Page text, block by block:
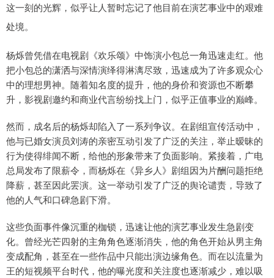
这一刻的光辉，似乎让人暂时忘记了他目前在演艺事业中的艰难
处境。
杨烁曾凭借在电视剧《欢乐颂》中饰演小包总一角迅速走红。他
把小包总的潇洒与深情演绎得淋漓尽致，迅速成为了许多观众心
中的理想男神。随着知名度的提升，他的身价和资源也不断攀
升，影视剧邀约和商业代言纷纷找上门，似乎正值事业的巅峰。
然而，成名后的杨烁却陷入了一系列争议。在剧组宣传活动中，
他与已婚女演员刘涛的亲密互动引发了广泛的关注，举止暧昧的
行为使得绯闻不断，给他的形象带来了负面影响。紧接着，广电
总局发布了限薪令，而杨烁在《异乡人》剧组因为片酬问题拒绝
降薪，甚至因此罢演。这一举动引发了广泛的舆论谴责，导致了
他的人气和口碑急剧下滑。
这些负面事件像沉重的枷锁，迅速让他的演艺事业发生急剧变
化。曾经光芒四射的主角角色逐渐消失，他的角色开始从男主角
变成配角，甚至在一些作品中只能出演边缘角色。而在以流量为
王的短视频平台时代，他的曝光度和关注度也逐渐减少，难以吸